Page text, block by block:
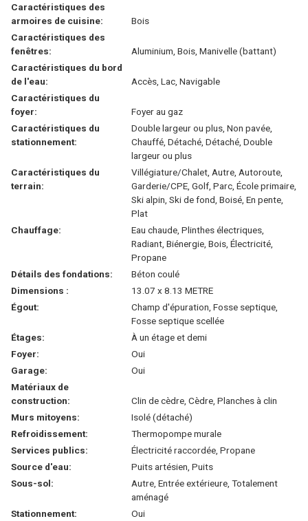
Caractéristiques des
armoires de cuisine:
Bois
Caractéristiques des
fenêtres:
Aluminium, Bois, Manivelle (battant)
Caractéristiques du bord
de l'eau:
Accès, Lac, Navigable
Caractéristiques du
foyer:
Foyer au gaz
Caractéristiques du
stationnement:
Double largeur ou plus, Non pavée,
Chauffé, Détaché, Détaché, Double
largeur ou plus
Caractéristiques du
terrain:
Villégiature/Chalet, Autre, Autoroute,
Garderie/CPE, Golf, Parc, École primaire,
Ski alpin, Ski de fond, Boisé, En pente,
Plat
Chauffage:
Eau chaude, Plinthes électriques,
Radiant, Biénergie, Bois, Électricité,
Propane
Détails des fondations:
Béton coulé
Dimensions :
13.07 x 8.13 METRE
Égout:
Champ d'épuration, Fosse septique,
Fosse septique scellée
Étages:
À un étage et demi
Foyer:
Oui
Garage:
Oui
Matériaux de
construction:
Clin de cèdre, Cèdre, Planches à clin
Murs mitoyens:
Isolé (détaché)
Refroidissement:
Thermopompe murale
Services publics:
Électricité raccordée, Propane
Source d'eau:
Puits artésien, Puits
Sous-sol:
Autre, Entrée extérieure, Totalement
aménagé
Stationnement:
Oui